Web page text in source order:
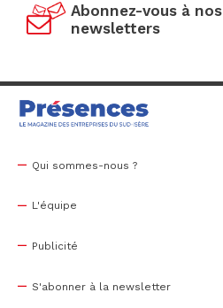
Abonnez-vous à nos
newsletters
Qui sommes-nous ?
L'équipe
Publicité
S'abonner à la newsletter